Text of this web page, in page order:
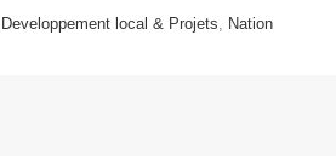
Developpement local & Projets Nation